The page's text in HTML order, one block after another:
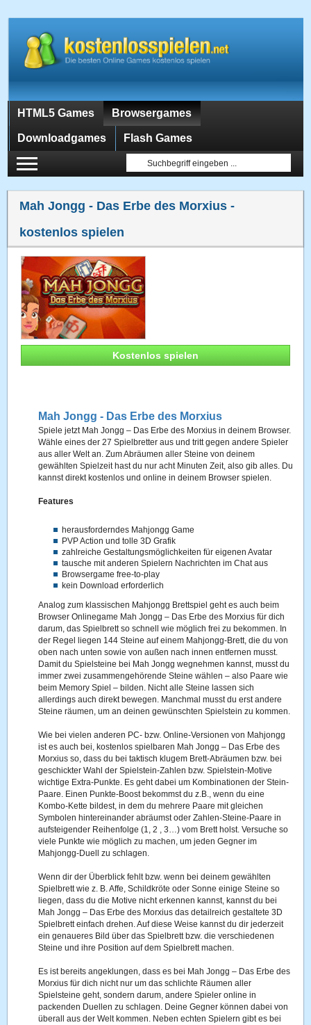
HTML5 Games Browsergames
Downloadgames Flash Games
Mah Jongg - Das Erbe des Morxius -
kostenlos spielen
Kostenlos spielen
Mah Jongg - Das Erbe des Morxius
Spiele jetzt Mah Jongg – Das Erbe des Morxius in deinem Browser.
Wähle eines der 27 Spielbretter aus und tritt gegen andere Spieler
aus aller Welt an. Zum Abräumen aller Steine von deinem
gewählten Spielzeit hast du nur acht Minuten Zeit, also gib alles. Du
kannst direkt kostenlos und online in deinem Browser spielen.
Features
herausforderndes Mahjongg Game
PVP Action und tolle 3D Grafik
zahlreiche Gestaltungsmöglichkeiten für eigenen Avatar
tausche mit anderen Spielern Nachrichten im Chat aus
Browsergame free-to-play
kein Download erforderlich
Analog zum klassischen Mahjongg Brettspiel geht es auch beim
Browser Onlinegame Mah Jongg – Das Erbe des Morxius für dich
darum, das Spielbrett so schnell wie möglich frei zu bekommen. In
der Regel liegen 144 Steine auf einem Mahjongg-Brett, die du von
oben nach unten sowie von außen nach innen entfernen musst.
Damit du Spielsteine bei Mah Jongg wegnehmen kannst, musst du
immer zwei zusammengehörende Steine wählen – also Paare wie
beim Memory Spiel – bilden. Nicht alle Steine lassen sich
allerdings auch direkt bewegen. Manchmal musst du erst andere
Steine räumen, um an deinen gewünschten Spielstein zu kommen.
Wie bei vielen anderen PC- bzw. Online-Versionen von Mahjongg
ist es auch bei, kostenlos spielbaren Mah Jongg – Das Erbe des
Morxius so, dass du bei taktisch klugem Brett-Abräumen bzw. bei
geschickter Wahl der Spielstein-Zahlen bzw. Spielstein-Motive
wichtige Extra-Punkte. Es geht dabei um Kombinationen der Stein-
Paare. Einen Punkte-Boost bekommst du z.B., wenn du eine
Kombo-Kette bildest, in dem du mehrere Paare mit gleichen
Symbolen hintereinander abräumst oder Zahlen-Steine-Paare in
aufsteigender Reihenfolge (1, 2 , 3…) vom Brett holst. Versuche so
viele Punkte wie möglich zu machen, um jeden Gegner im
Mahjongg-Duell zu schlagen.
Wenn dir der Überblick fehlt bzw. wenn bei deinem gewählten
Spielbrett wie z. B. Affe, Schildkröte oder Sonne einige Steine so
liegen, dass du die Motive nicht erkennen kannst, kannst du bei
Mah Jongg – Das Erbe des Morxius das detailreich gestaltete 3D
Spielbrett einfach drehen. Auf diese Weise kannst du dir jederzeit
ein genaueres Bild über das Spielbrett bzw. die verschiedenen
Steine und ihre Position auf dem Spielbrett machen.
Es ist bereits angeklungen, dass es bei Mah Jongg – Das Erbe des
Morxius für dich nicht nur um das schlichte Räumen aller
Spielsteine geht, sondern darum, andere Spieler online in
packenden Duellen zu schlagen. Deine Gegner können dabei von
überall aus der Welt kommen. Neben echten Spielern gibt es bei